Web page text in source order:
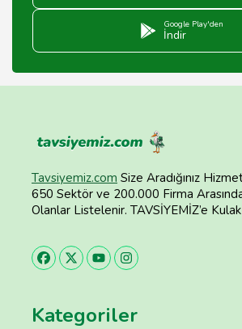
Google Play'den
İndir
Tavsiyemiz.com Size Aradığınız
650 Sektör ve 200.000 Firma
Olanlar Listelenir. TAVSİYEMİZ’e Kulak
Kategoriler